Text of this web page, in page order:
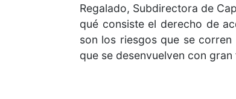
Regalado, Subdirectora de
qué consiste el derecho de
son los riesgos que se
que se desenvuelven con